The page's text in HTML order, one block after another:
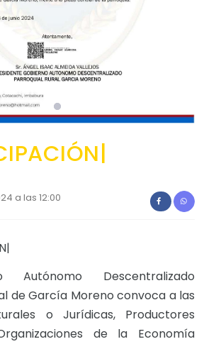
y Ordenamiento Territorial -
Contratación - PAC
Anual - POA
Institucionales
y balances
a las 12:00
Autónomo Descentralizado
de García Moreno convoca a las
o Jurídicas, Productores
de la Economía